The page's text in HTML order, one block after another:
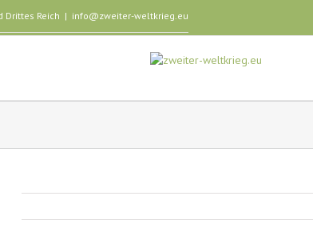
Drittes Reich | info@zweiter-weltkrieg.eu